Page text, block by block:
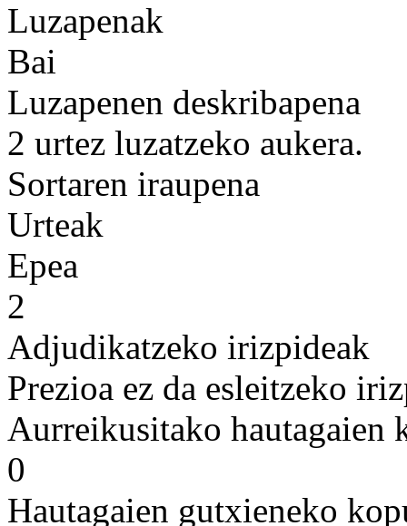
Luzapenak
Bai
Luzapenen deskribapena
2 urtez luzatzeko aukera.
Sortaren iraupena
Urteak
Epea
2
Adjudikatzeko irizpideak
Prezioa ez da esleitzeko
Aurreikusitako hautagaien
0
Hautagaien gutxieneko